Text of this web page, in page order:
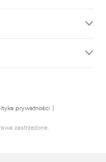
prywatności
zastrzeżone.